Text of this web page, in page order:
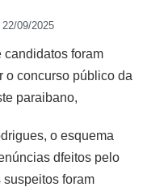
22/09/2025
candidatos foram
o concurso público da
paraibano,
o esquema
dfeitos pelo
suspeitos foram